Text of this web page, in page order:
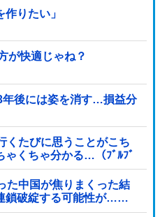
りたい」
が快適じゃね？
年後には姿を消す…損益分
くたびに思うことがこち
くちゃ分かる…（ﾌﾞﾙﾌﾞ
た中国が焦りまくった結
鎖破綻する可能性が……